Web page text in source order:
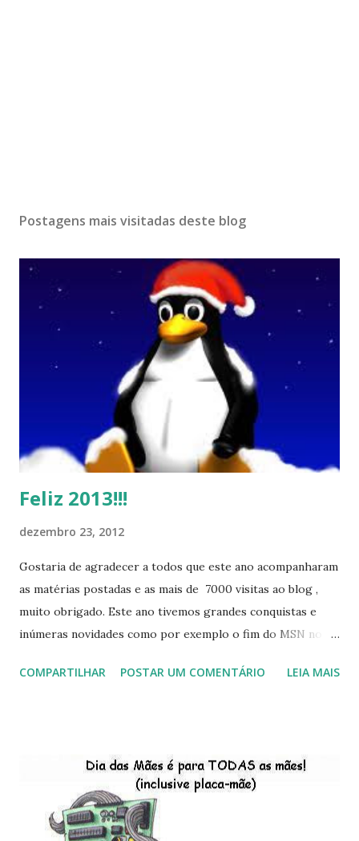
Postagens mais visitadas deste blog
Feliz 2013!!!
dezembro 23, 2012
Gostaria de agradecer a todos que este ano acompanharam
as matérias postadas e as mais de 7000 visitas ao blog ,
muito obrigado. Este ano tivemos grandes conquistas e
inúmeras novidades como por exemplo o fim do MSN no
do Kaiana que será lançada em 2013, distro nacional , a
do LibreOffice , o IX Latinoware, a Microsoft boicotando o
Linux (como sempre), o lançamento do Windows 8 e a sua
baixa taxa de adesão pelos usuários, entre out ros. Gostaria
de desejar a todos Boas Festas e que em 2013 possamos
COMPARTILHAR POSTAR UM COMENTÁRIO LEIA MAIS